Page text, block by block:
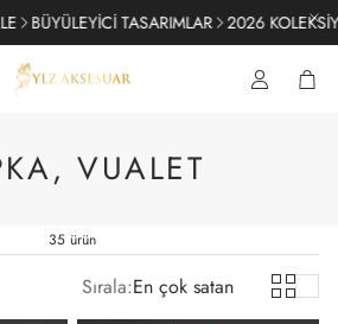
TASARIMLAR 2026 KOLEKSİYONU
VUALET
35 ürün
Sırala:En çok satan